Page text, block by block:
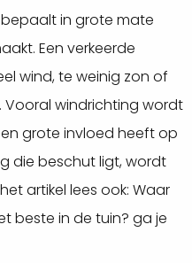
in grote mate
Een verkeerde
wind, te weinig zon of
Vooral windrichting wordt
grote invloed heeft op
die beschut ligt, wordt
artikel lees ook: Waar
beste in de tuin? ga je